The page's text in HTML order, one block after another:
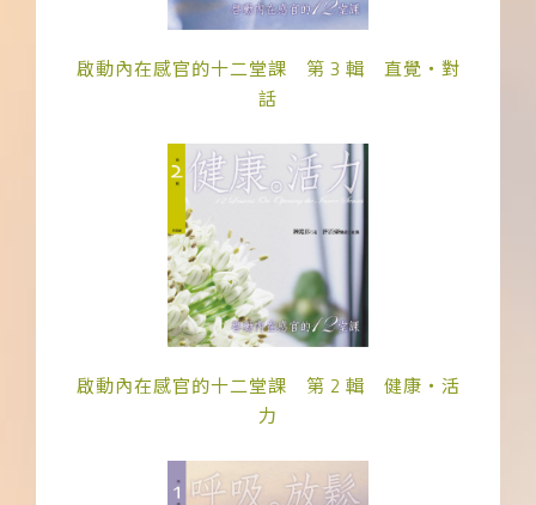
啟動內在感官的十二堂課 第 3 輯 直覺‧對
話
啟動內在感官的十二堂課 第 2 輯 健康‧活
力